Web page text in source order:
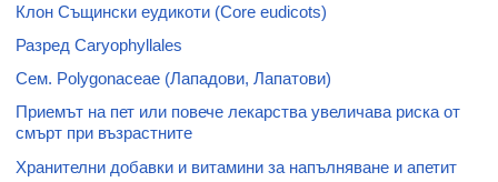
Клон Същински еудикоти (Core eudicots)
Разред Caryophyllales
Сем. Polygonaceae (Лападови, Лапатови)
Приемът на пет или повече лекарства увеличава риска от
смърт при възрастните
Хранителни добавки и витамини за напълняване и апетит